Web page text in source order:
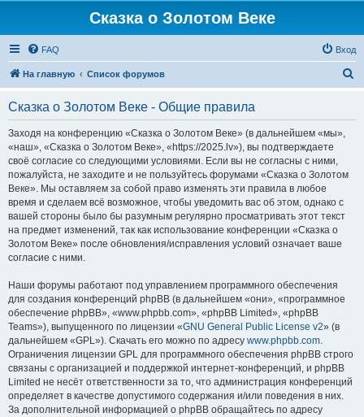
Сказка о Золотом Веке
FAQ Вход
На главную Список форумов
Сказка о Золотом Веке - Общие правила
Заходя на конференцию «Сказка о Золотом Веке» (в дальнейшем «мы»,
«наш», «Сказка о Золотом Веке», «https://2025.lv»), вы подтверждаете
своё согласие со следующими условиями. Если вы не согласны с ними,
пожалуйста, не заходите и не пользуйтесь форумами «Сказка о Золотом
Веке». Мы оставляем за собой право изменять эти правила в любое
время и сделаем всё возможное, чтобы уведомить вас об этом, однако с
вашей стороны было бы разумным регулярно просматривать этот текст
на предмет изменений, так как использование конференции «Сказка о
Золотом Веке» после обновления/исправления условий означает ваше
согласие с ними.
Наши форумы работают под управлением программного обеспечения
для создания конференций phpBB (в дальнейшем «они», «программное
обеспечение phpBB», «www.phpbb.com», «phpBB Limited», «phpBB
Teams»), выпущенного по лицензии «GNU General Public License v2» (в
дальнейшем «GPL»). Скачать его можно по адресу www.phpbb.com.
Ограничения лицензии GPL для программного обеспечения phpBB строго
связаны с организацией и поддержкой интернет-конференций, и phpBB
Limited не несёт ответственности за то, что администрация конференций
определяет в качестве допустимого содержания и/или поведения в них.
За дополнительной информацией о phpBB обращайтесь по адресу